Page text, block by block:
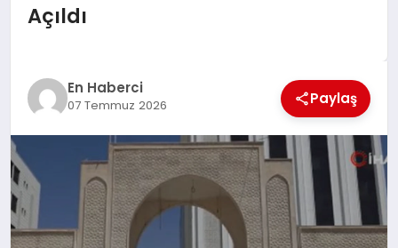
MAGAZIN
EKONOMI
Açıldı
En Haberci
07 Temmuz 2026 Paylaş